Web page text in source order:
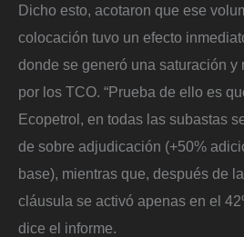
Dicho esto, acotaron que ese
colocación tuvo un efecto
donde se generó una saturación y
por los TCO. “Prueba de ello es
Ecopetrol, en todas las subastas
de sobre adjudicación (+50%
base), mientras que, después de
cláusula se activó apenas en el
dice el informe.